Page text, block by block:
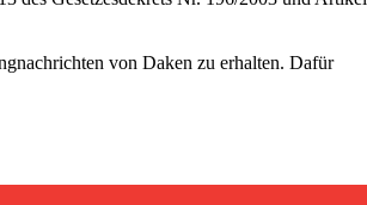
von Daken zu erhalten. Dafür